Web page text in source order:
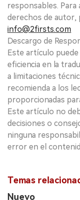
responsables.
derechos de autor,
info@2firsts.com
Descargo de
Este artículo
eficiencia en la
a limitaciones
recomienda a los
proporcionadas
Este artículo no
decisiones o
ninguna
error en el
Temas
Nuevo